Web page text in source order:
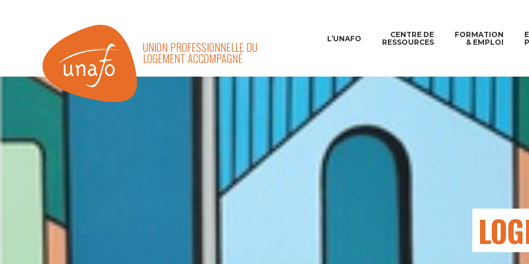
UNION PROFESSIONNELLE DU
LOGEMENT ACCOMPAGNÉ
L’UNAFO
CENTRE DE
RESSOURCES
FORMATION
& EMPLOI